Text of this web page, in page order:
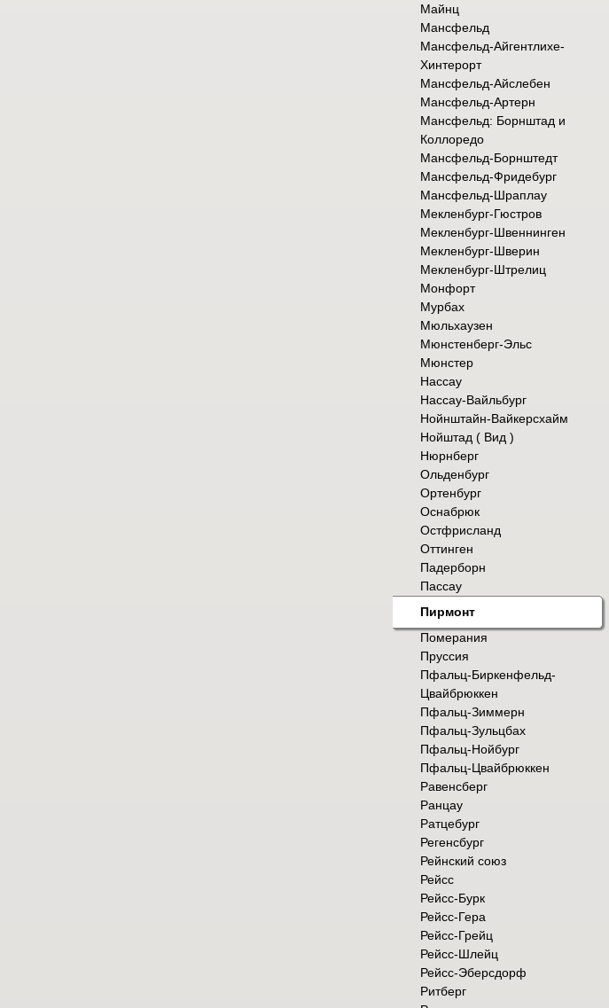
Майнц
Мансфельд
Мансфельд-Айгентлихе-
Хинтерорт
Мансфельд-Айслебен
Мансфельд-Артерн
Мансфельд: Борнштад и
Коллоредо
Мансфельд-Борнштедт
Мансфельд-Фридебург
Мансфельд-Шраплау
Мекленбург-Гюстров
Мекленбург-Швеннинген
Мекленбург-Шверин
Мекленбург-Штрелиц
Монфорт
Мурбах
Мюльхаузен
Мюнстенберг-Эльс
Мюнстер
Нассау
Нассау-Вайльбург
Нойнштайн-Вайкерсхайм
Нойштад ( Вид )
Нюрнберг
Ольденбург
Ортенбург
Оснабрюк
Остфрисланд
Оттинген
Падерборн
Пассау
Пирмонт
Померания
Пруссия
Пфальц-Биркенфельд-
Цвайбрюккен
Пфальц-Зиммерн
Пфальц-Зульцбах
Пфальц-Нойбург
Пфальц-Цвайбрюккен
Равенсберг
Ранцау
Ратцебург
Регенсбург
Рейнский союз
Рейсс
Рейсс-Бурк
Рейсс-Гера
Рейсс-Грейц
Рейсс-Шлейц
Рейсс-Эберсдорф
Ритберг